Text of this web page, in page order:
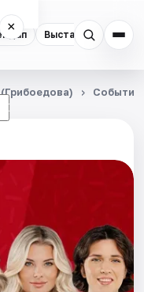
Выставки
×
☾
События